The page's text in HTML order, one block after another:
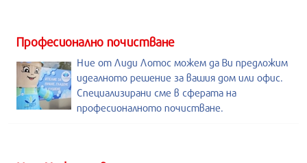
Професионално почистване
Ние от Лиди Лотос можем да Ви предложим
идеалното решение за вашия дом или офис.
Специализирани сме в сферата на
професионалното почистване.